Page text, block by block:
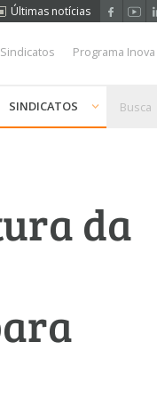
Últimas notícias
Programa Inova
SINDICATOS
da